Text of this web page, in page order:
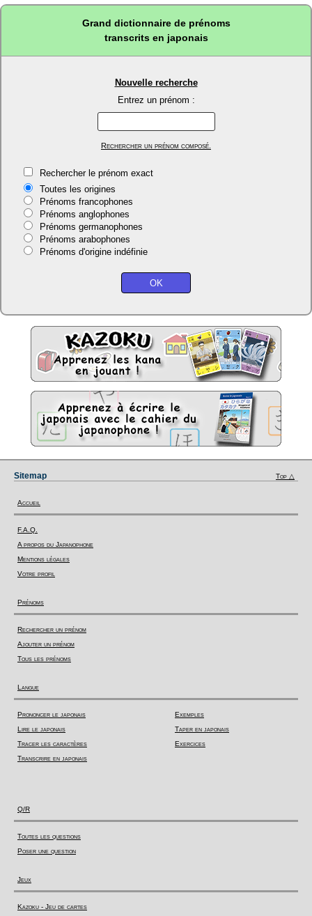
Grand dictionnaire de prénoms
transcrits en japonais
Nouvelle recherche
Entrez un prénom :
Rechercher un prénom composé.
Rechercher le prénom exact
Toutes les origines
Prénoms francophones
Prénoms anglophones
Prénoms germanophones
Prénoms arabophones
Prénoms d'origine indéfinie
Sitemap Top △
Accueil
F.A.Q.
A propos du Japanophone
Mentions légales
Votre profil
Prénoms
Rechercher un prénom
Ajouter un prénom
Tous les prénoms
Langue
Prononcer le japonais
Lire le japonais
Tracer les caractères
Transcrire en japonais
Exemples
Taper en japonais
Exercices
Q/R
Toutes les questions
Poser une question
Jeux
Kazoku - Jeu de cartes